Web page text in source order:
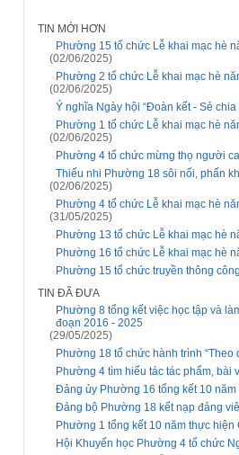
TIN MỚI HƠN
Phường 15 tổ chức Lễ khai mạc hè
(02/06/2025)
Phường 2 tổ chức Lễ khai mạc hè
(02/06/2025)
Ý nghĩa Ngày hội “Đoàn kết - Sẻ
Phường 1 tổ chức Lễ khai mạc hè
(02/06/2025)
Phường 4 tổ chức mừng thọ người
Thiếu nhi Phường 18 sôi nổi, phấn
(02/06/2025)
Phường 4 tổ chức Lễ khai mạc hè
(31/05/2025)
Phường 13 tổ chức Lễ khai mạc hè
Phường 16 tổ chức Lễ khai mạc hè
Phường 15 tổ chức truyền thông
TIN ĐÃ ĐƯA
Phường 8 tổng kết việc học tập và
đoạn 2016 - 2025
(29/05/2025)
Phường 18 tổ chức hành trình “Theo
Phường 4 tìm hiểu tác tác phẩm, bài
Đảng ủy Phường 16 tổng kết 10
Đảng bộ Phường 18 kết nạp đảng
Phường 1 tổng kết 10 năm thực hiện
Hội Khuyến học Phường 4 tổ chức